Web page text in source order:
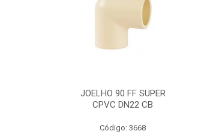
JOELHO 90 FF SUPER
CPVC DN22 CB
Código: 3668